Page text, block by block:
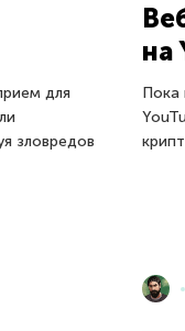
для
зловредов
на
Пока